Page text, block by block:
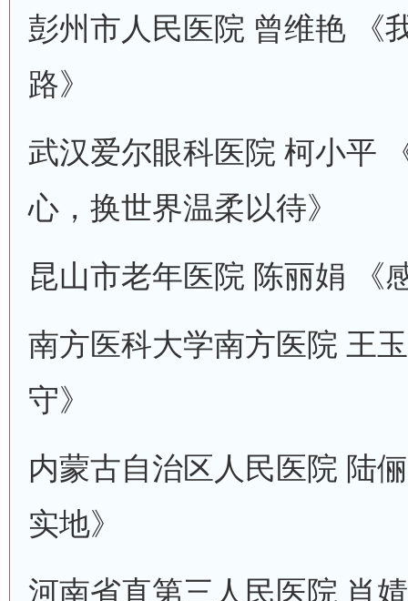
彭州市人民医院 曾维艳 《
路》
武汉爱尔眼科医院 柯小平
心，换世界温柔以待》
昆山市老年医院 陈丽娟 《
南方医科大学南方医院 王
守》
内蒙古自治区人民医院 陆
实地》
河南省直第三人民医院 肖